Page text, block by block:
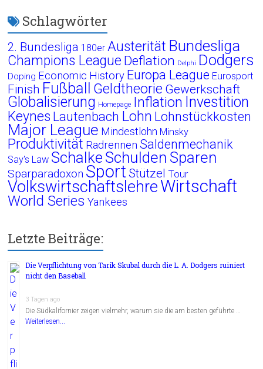
Schlagwörter
2. Bundesliga 180er Austerität Bundesliga
Champions League Deflation Delphi Dodgers
Doping Economic History Europa League Eurosport
Finish Fußball Geldtheorie Gewerkschaft
Globalisierung Homepage Inflation Investition
Keynes Lautenbach Lohn Lohnstückkosten
Major League Mindestlohn Minsky
Produktivität Radrennen Saldenmechanik
Say's Law Schalke Schulden Sparen
Sparparadoxon Sport Stützel Tour
VolkswirtschaftslehreWirtschaft
World Series Yankees
Letzte Beiträge:
Die Verpflichtung von Tarik Skubal durch die L. A. Dodgers ruiniert
nicht den Baseball
3 Tagen ago
Die Südkalifornier zeigen vielmehr, warum sie die am besten geführte …
Weiterlesen...